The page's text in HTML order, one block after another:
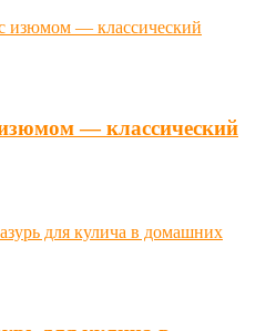
— классический